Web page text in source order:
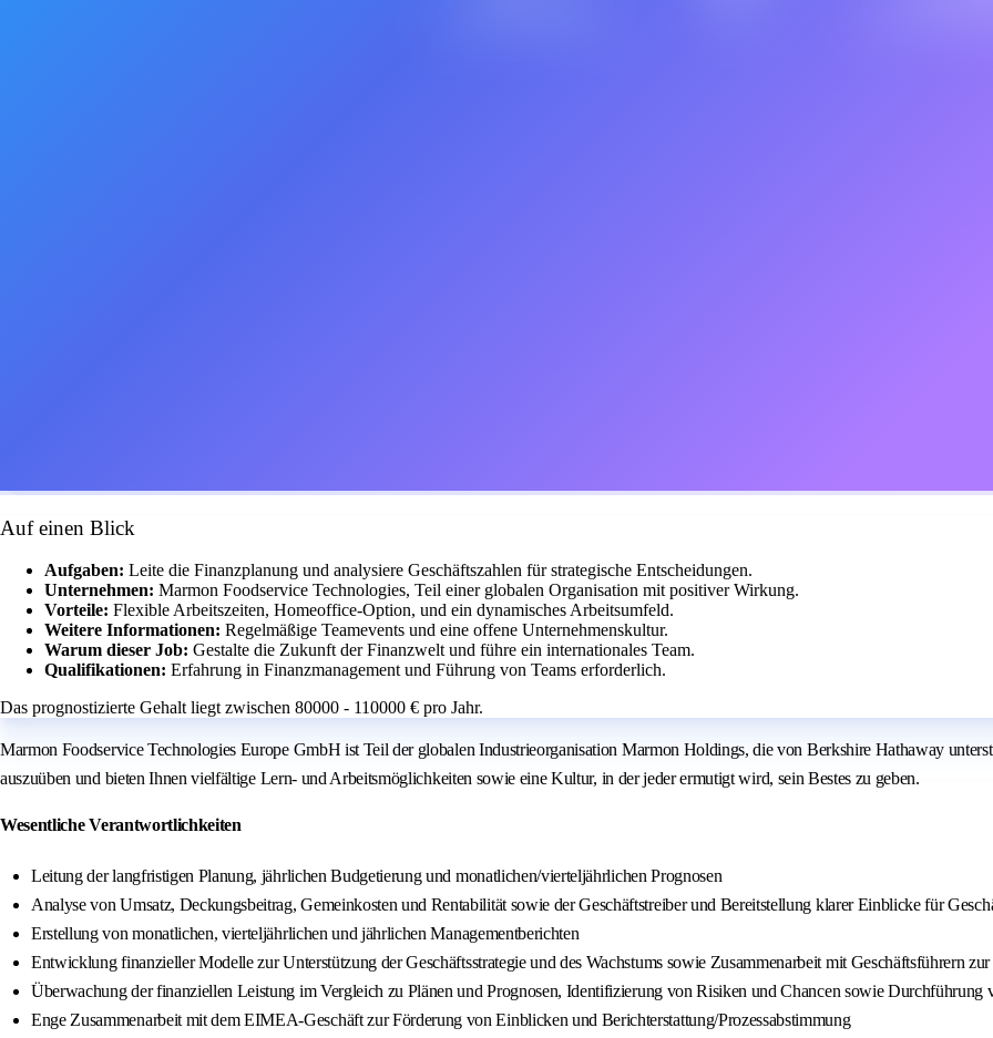
Auf einen Blick
Aufgaben: Leite die Finanzplanung und analysiere Geschäftszahlen für strategische Entscheidungen.
Unternehmen: Marmon Foodservice Technologies, Teil einer globalen Organisation mit positiver Wirkung.
Vorteile: Flexible Arbeitszeiten, Homeoffice-Option, und ein dynamisches Arbeitsumfeld.
Weitere Informationen: Regelmäßige Teamevents und eine offene Unternehmenskultur.
Warum dieser Job: Gestalte die Zukunft der Finanzwelt und führe ein internationales Team.
Qualifikationen: Erfahrung in Finanzmanagement und Führung von Teams erforderlich.
Das prognostizierte Gehalt liegt zwischen 80000 - 110000 € pro Jahr.
Marmon Foodservice Technologies Europe GmbH ist Teil der globalen Industrieorganisation Marmon Holdings, die von Berkshire Hathaway
auszuüben und bieten Ihnen vielfältige Lern- und Arbeitsmöglichkeiten sowie eine Kultur, in der jeder ermutigt wird, sein Bestes zu geben.
Wesentliche Verantwortlichkeiten
Leitung der langfristigen Planung, jährlichen Budgetierung und monatlichen/vierteljährlichen Prognosen
Analyse von Umsatz, Deckungsbeitrag, Gemeinkosten und Rentabilität sowie der Geschäftstreiber und Bereitstellung klarer Einblicke für
Erstellung von monatlichen, vierteljährlichen und jährlichen Managementberichten
Entwicklung finanzieller Modelle zur Unterstützung der Geschäftsstrategie und des Wachstums sowie Zusammenarbeit mit Geschäftsführern
Überwachung der finanziellen Leistung im Vergleich zu Plänen und Prognosen, Identifizierung von Risiken und Chancen sowie
Enge Zusammenarbeit mit dem EIMEA-Geschäft zur Förderung von Einblicken und Berichterstattung/Prozessabstimmung